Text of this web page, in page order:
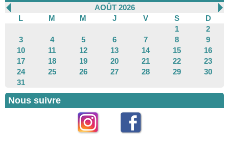
AOÛT 2026
L
M M J V S
D
1
2
3
4 5 6 7 8
9
10
11 12 13 14 15
16
17
18 19 20 21 22
23
24
25 26 27 28 29
30
31
Nous suivre